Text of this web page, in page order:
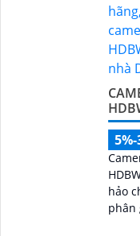
hảo
phân